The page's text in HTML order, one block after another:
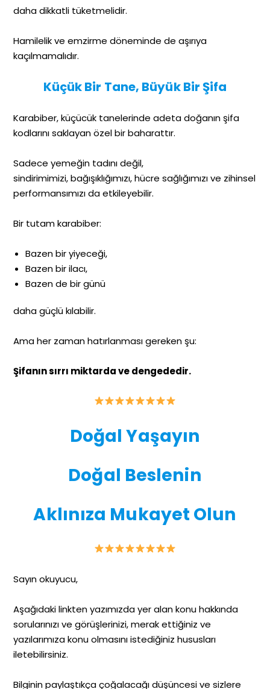
daha dikkatli tüketmelidir.
Hamilelik ve emzirme döneminde de aşırıya
kaçılmamalıdır.
Küçük Bir Tane, Büyük Bir Şifa
Karabiber, küçücük tanelerinde adeta doğanın şifa
kodlarını saklayan özel bir baharattır.
Sadece yemeğin tadını değil,
sindirimimizi, bağışıklığımızı, hücre sağlığımızı ve zihinsel
performansımızı da etkileyebilir.
Bir tutam karabiber:
Bazen bir yiyeceği,
Bazen bir ilacı,
Bazen de bir günü
daha güçlü kılabilir.
Ama her zaman hatırlanması gereken şu:
Şifanın sırrı miktarda ve dengededir.
Doğal Yaşayın
Doğal Beslenin
Aklınıza Mukayet Olun
Sayın okuyucu,
Aşağıdaki linkten yazımızda yer alan konu hakkında
sorularınızı ve görüşlerinizi, merak ettiğiniz ve
yazılarımıza konu olmasını istediğiniz hususları
iletebilirsiniz.
Bilginin paylaştıkça çoğalacağı düşüncesi ve sizlere